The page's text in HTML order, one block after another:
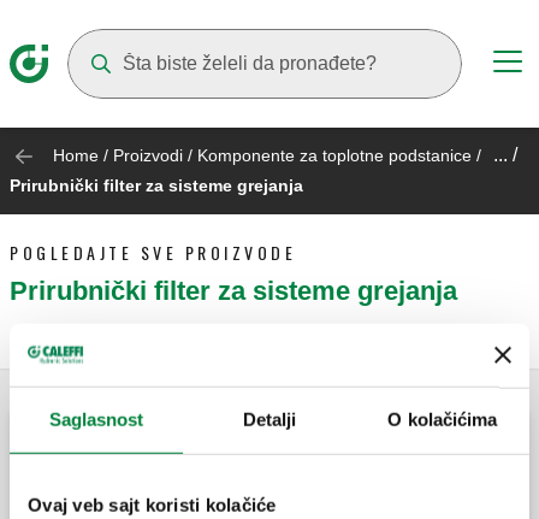
Saglasnost Detalji O kolačićima
Ovaj veb sajt koristi kolačiće
Home / Proizvodi / Komponente za toplotne podstanice / ... /
Prirubnički filter za sisteme grejanja
POGLEDAJTE SVE PROIZVODE
Prirubnički filter za sisteme grejanja